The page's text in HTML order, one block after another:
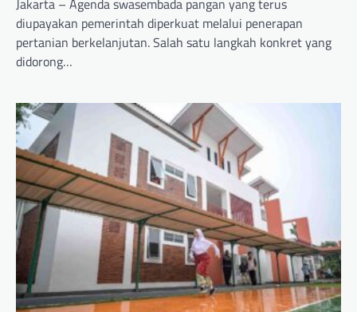
Jakarta – Agenda swasembada pangan yang terus
diupayakan pemerintah diperkuat melalui penerapan
pertanian berkelanjutan. Salah satu langkah konkret yang
didorong…